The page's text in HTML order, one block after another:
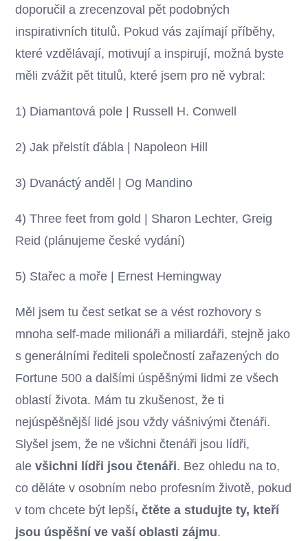
doporučil a zrecenzoval pět podobných
inspirativních titulů. Pokud vás zajímají příběhy,
které vzdělávají, motivují a inspirují, možná byste
měli zvážit pět titulů, které jsem pro ně vybral:
1) Diamantová pole | Russell H. Conwell
2) Jak přelstít ďábla | Napoleon Hill
3) Dvanáctý anděl | Og Mandino
4) Three feet from gold | Sharon Lechter, Greig
Reid (plánujeme české vydání)
5) Stařec a moře | Ernest Hemingway
Měl jsem tu čest setkat se a vést rozhovory s
mnoha self-made milionáři a miliardáři, stejně jako
s generálními řediteli společností zařazených do
Fortune 500 a dalšími úspěšnými lidmi ze všech
oblastí života. Mám tu zkušenost, že ti
nejúspěšnější lidé jsou vždy vášnivými čtenáři.
Slyšel jsem, že ne všichni čtenáři jsou lídři,
ale všichni lídři jsou čtenáři. Bez ohledu na to,
co děláte v osobním nebo profesním životě, pokud
v tom chcete být lepší, čtěte a studujte ty, kteří
jsou úspěšní ve vaší oblasti zájmu.